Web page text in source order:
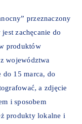
przeznaczony
zachęcanie do
produktów
województwa
do 15 marca, do
a zdjęcie
i sposobem
produkty lokalne i